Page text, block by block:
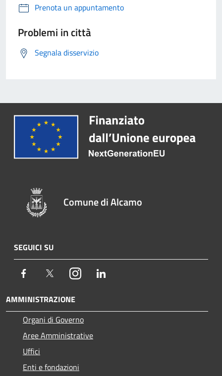
Prenota un appuntamento
Problemi in città
Segnala disservizio
Comune di Alcamo
SEGUICI SU
Facebook TwitterInstagram
AMMINISTRAZIONE
Organi di Governo
Aree Amministrative
Uffici
Enti e fondazioni